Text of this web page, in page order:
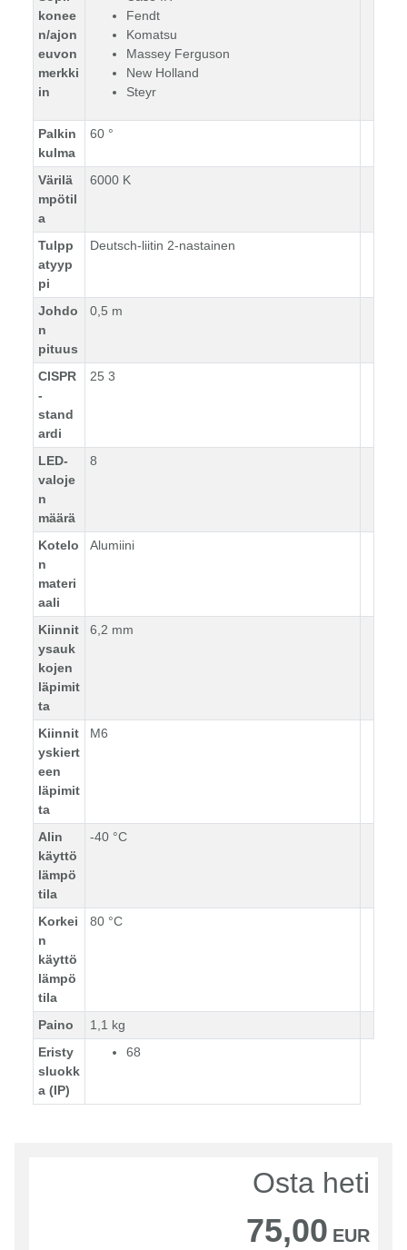
konee
n/ajon
euvon
merkki
in
Fendt
Komatsu
Massey Ferguson
New Holland
Steyr
Palkin
kulma
60 °
Värilä
mpötil
a
6000 K
Tulpp
atyyp
pi
Deutsch-liitin 2-nastainen
Johdo
n
pituus
0,5 m
CISPR
-
stand
ardi
25 3
LED-
valoje
n
määrä
8
Kotelo
n
materi
aali
Alumiini
Kiinnit
ysauk
kojen
läpimit
ta
6,2 mm
Kiinnit
yskiert
een
läpimit
ta
M6
Alin
käyttö
lämpö
tila
-40 °C
Korkei
n
käyttö
lämpö
tila
80 °C
Paino
1,1 kg
Eristy
sluokk
a (IP)
68
Osta heti
75,00 EUR